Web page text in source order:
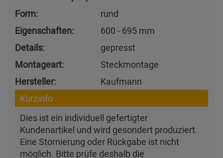
Form:
rund
Eigenschaften:
600 - 695 mm
Details:
gepresst
Montageart:
Steckmontage
Hersteller:
Kaufmann
Kurzinfo
Dies ist ein individuell gefertigter
Kundenartikel und wird gesondert produziert.
Eine Stornierung oder Rückgabe ist nicht
möglich. Bitte prüfe deshalb die